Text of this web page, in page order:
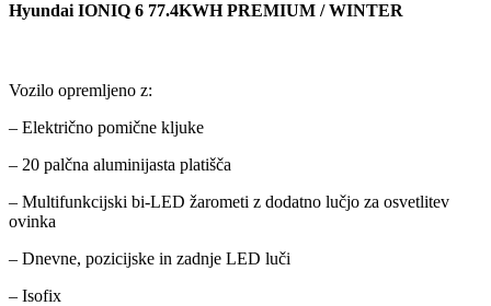
Hyundai IONIQ 6 77.4KWH PREMIUM / WINTER
Vozilo opremljeno z:
– Električno pomične kljuke
– 20 palčna aluminijasta platišča
– Multifunkcijski bi-LED žarometi z dodatno lučjo za osvetlitev
ovinka
– Dnevne, pozicijske in zadnje LED luči
– Isofix